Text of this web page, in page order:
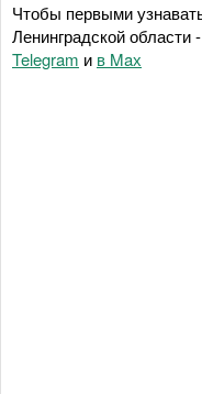
Чтобы первыми
Ленинградской области
Telegram и в Maх